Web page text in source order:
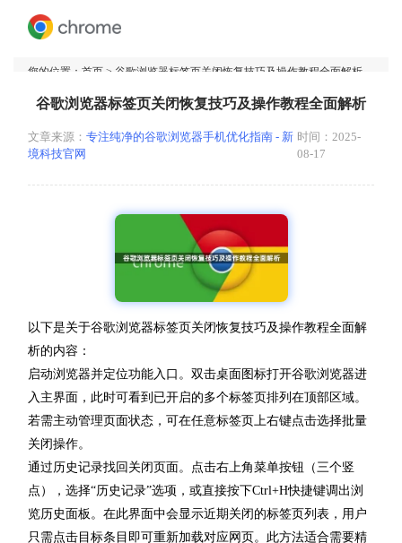
您的位置： 首页 > 谷歌浏览器标签页关闭恢复技巧及操作教程全面解析
谷歌浏览器标签页关闭恢复技巧及操作教程全面解析
文章来源： 专注纯净的谷歌浏览器手机优化指南 - 新
境科技官网
时间：2025-
08-17
以下是关于谷歌浏览器标签页关闭恢复技巧及操作教程全面解
析的内容：
启动浏览器并定位功能入口。双击桌面图标打开谷歌浏览器进
入主界面，此时可看到已开启的多个标签页排列在顶部区域。
若需主动管理页面状态，可在任意标签页上右键点击选择批量
关闭操作。
通过历史记录找回关闭页面。点击右上角菜单按钮（三个竖
点），选择“历史记录”选项，或直接按下Ctrl+H快捷键调出浏
览历史面板。在此界面中会显示近期关闭的标签页列表，用户
只需点击目标条目即可重新加载对应网页。此方法适合需要精